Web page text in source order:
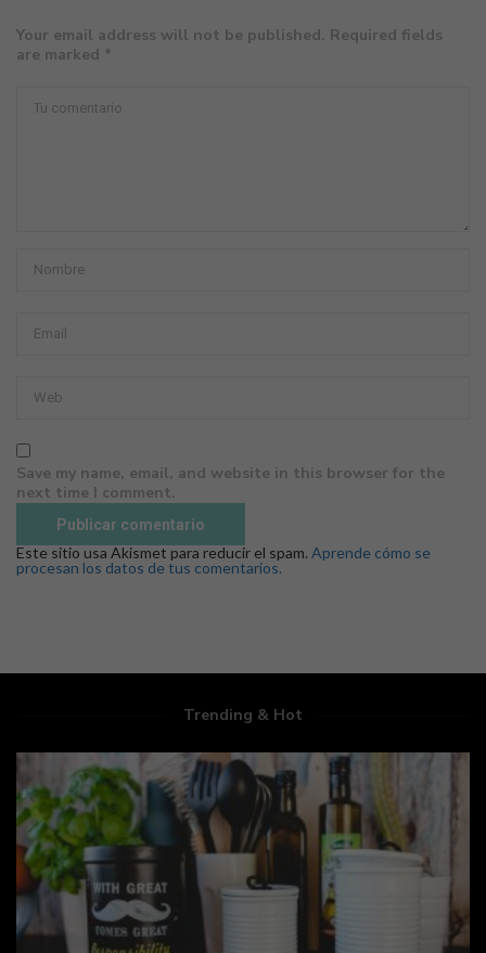
Your email address will not be published. Required fields
are marked *
Save my name, email, and website in this browser for the
next time I comment.
Este sitio usa Akismet para reducir el spam. Aprende cómo se
procesan los datos de tus comentarios.
Trending & Hot